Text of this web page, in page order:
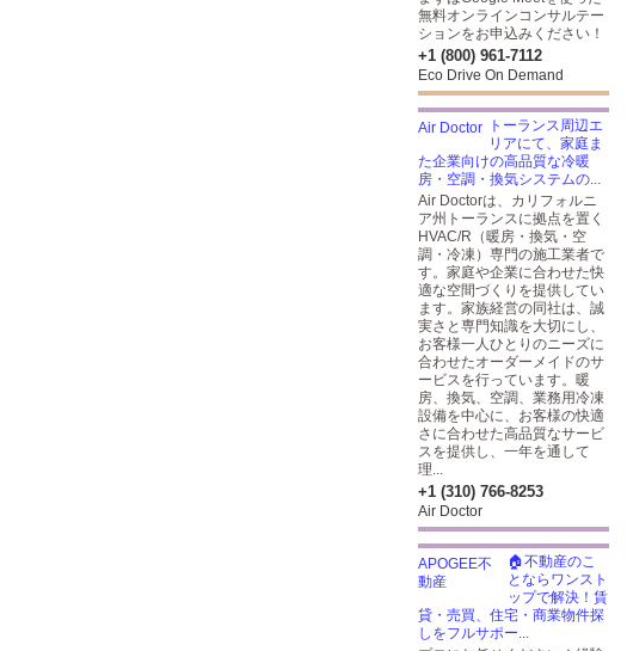
無料オンラインコンサルテー
ションをお申込みください！
+1 (800) 961-7112
Eco Drive On Demand
トーランス周辺エ
リアにて、家庭ま
た企業向けの高品質な冷暖
房・空調・換気システムの...
Air Doctorは、カリフォルニ
ア州トーランスに拠点を置く
HVAC/R（暖房・換気・空
調・冷凍）専門の施工業者で
す。家庭や企業に合わせた快
適な空間づくりを提供してい
ます。家族経営の同社は、誠
実さと専門知識を大切にし、
お客様一人ひとりのニーズに
合わせたオーダーメイドのサ
ービスを行っています。暖
房、換気、空調、業務用冷凍
設備を中心に、お客様の快適
さに合わせた高品質なサービ
スを提供し、一年を通して
理...
+1 (310) 766-8253
Air Doctor
🏠不動産のこ
とならワンスト
ップで解決！賃
貸・売買、住宅・商業物件探
しをフルサポー...